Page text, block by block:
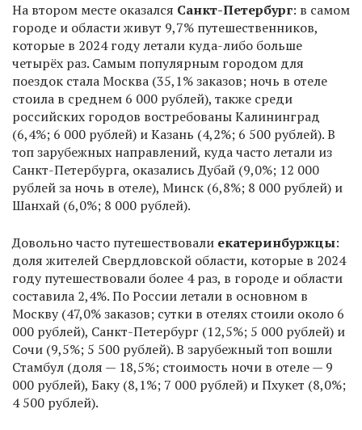
На втором месте оказался Санкт-Петербург: в самом
городе и области живут 9,7% путешественников,
которые в 2024 году летали куда-либо больше
четырёх раз. Самым популярным городом для
поездок стала Москва (35,1% заказов; ночь в отеле
стоила в среднем 6 000 рублей), также среди
российских городов востребованы Калининград
(6,4%; 6 000 рублей) и Казань (4,2%; 6 500 рублей). В
топ зарубежных направлений, куда часто летали из
Санкт-Петербурга, оказались Дубай (9,0%; 12 000
рублей за ночь в отеле), Минск (6,8%; 8 000 рублей) и
Шанхай (6,0%; 8 000 рублей).
Довольно часто путешествовали екатеринбуржцы:
доля жителей Свердловской области, которые в 2024
году путешествовали более 4 раз, в городе и области
составила 2,4%. По России летали в основном в
Москву (47,0% заказов; сутки в отелях стоили около 6
000 рублей), Санкт-Петербург (12,5%; 5 000 рублей) и
Сочи (9,5%; 5 500 рублей). В зарубежный топ вошли
Стамбул (доля — 18,5%; стоимость ночи в отеле — 9
000 рублей), Баку (8,1%; 7 000 рублей) и Пхукет (8,0%;
4 500 рублей).